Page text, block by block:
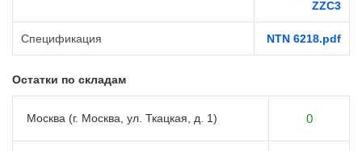
ZZC3
Спецификация NTN 6218.pdf
Остатки по складам
Москва (г. Москва, ул. Ткацкая, д. 1) 0